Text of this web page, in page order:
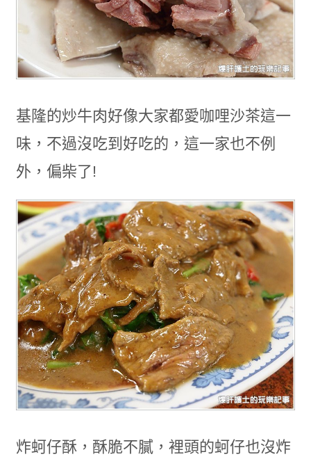
基隆的炒牛肉好像大家都愛咖哩沙茶這一
味，不過沒吃到好吃的，這一家也不例
外，偏柴了!
炸蚵仔酥，酥脆不膩，裡頭的蚵仔也沒炸